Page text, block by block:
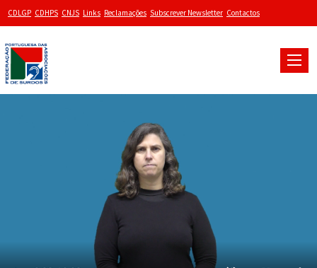
CDLGP CDHPS CNJS Links Reclamações Subscrever Newsletter Contactos
Toggle